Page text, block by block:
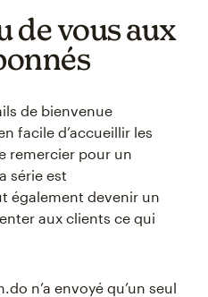
de vous aux
de bienvenue
facile d’accueillir les
remercier pour un
série est
également devenir un
aux clients ce qui
n’a envoyé qu’un seul